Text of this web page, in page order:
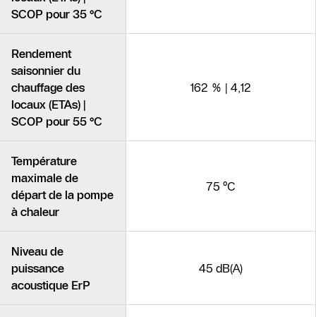
SCOP pour 35 °C
Rendement
saisonnier du
chauffage des
locaux (ETAs) |
SCOP pour 55 °C
162 % | 4,12
Température
maximale de
départ de la pompe
à chaleur
75 °C
Niveau de
puissance
acoustique ErP
45 dB(A)